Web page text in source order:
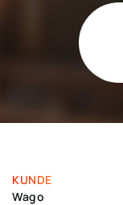
KUNDE
Wago